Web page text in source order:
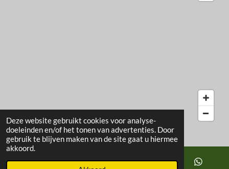
Deze website gebruikt cookies voor analyse-
doeleinden en/of het tonen van advertenties. Door
gebruik te blijven maken van de site gaat u hiermee
akkoord.